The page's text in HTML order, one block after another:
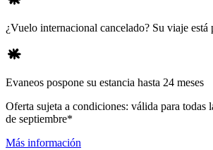
¿Vuelo internacional cancelado? Su viaje está
Evaneos pospone su estancia hasta 24 meses
Oferta sujeta a condiciones: válida para todas
de septiembre*
Más información